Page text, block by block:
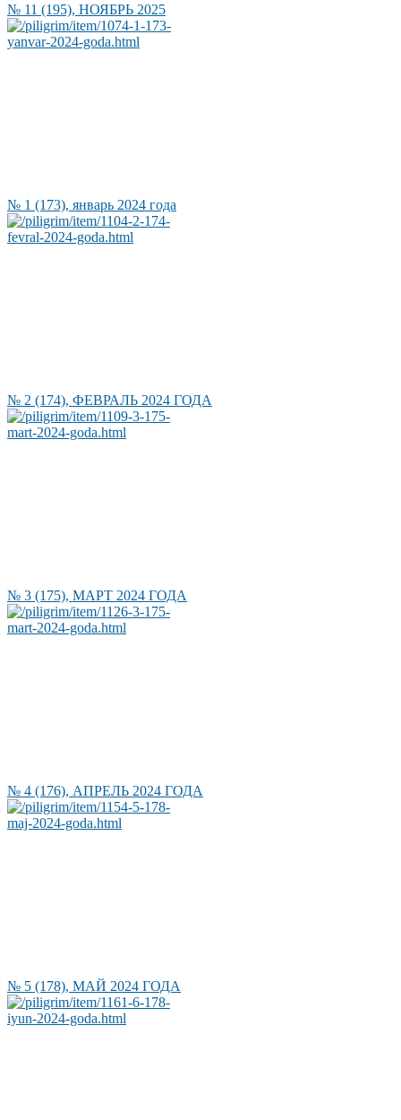
№ 11 (195), НОЯБРЬ 2025
№ 1 (173), январь 2024 года
№ 2 (174), ФЕВРАЛЬ 2024 ГОДА
№ 3 (175), МАРТ 2024 ГОДА
№ 4 (176), АПРЕЛЬ 2024 ГОДА
№ 5 (178), МАЙ 2024 ГОДА